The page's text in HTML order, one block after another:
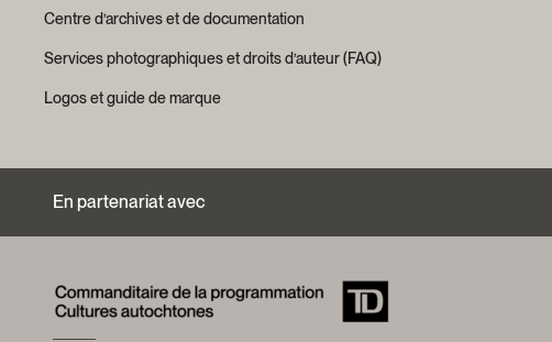
Centre d’archives et de documentation
Services photographiques et droits d’auteur (FAQ)
Logos et guide de marque
En partenariat avec